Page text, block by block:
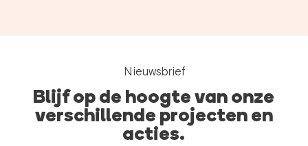
Nieuwsbrief
Blijf op de hoogte van onze
verschillende projecten en
acties.